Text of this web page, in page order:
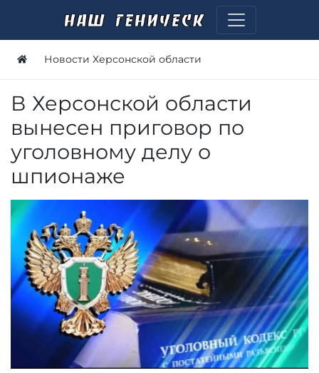
Новости Херсонской области
В Херсонской области
вынесен приговор по
уголовному делу о
шпионаже